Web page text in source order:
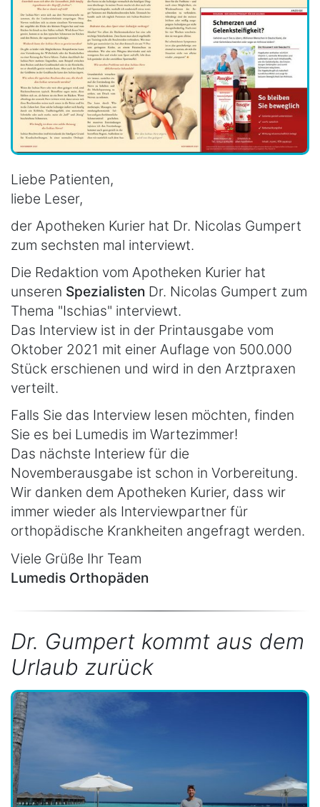
Liebe Patienten,
liebe Leser,
der Apotheken Kurier hat Dr. Nicolas Gumpert
zum sechsten mal interviewt.
Die Redaktion vom Apotheken Kurier hat
unseren Spezialisten Dr. Nicolas Gumpert zum
Thema "Ischias" interviewt.
Das Interview ist in der Printausgabe vom
Oktober 2021 mit einer Auflage von 500.000
Stück erschienen und wird in den Arztpraxen
verteilt.
Falls Sie das Interview lesen möchten, finden
Sie es bei Lumedis im Wartezimmer!
Das nächste Interiew für die
Novemberausgabe ist schon in Vorbereitung.
Wir danken dem Apotheken Kurier, dass wir
immer wieder als Interviewpartner für
orthopädische Krankheiten angefragt werden.
Viele Grüße Ihr Team
Lumedis Orthopäden
Dr. Gumpert kommt aus dem
Urlaub zurück